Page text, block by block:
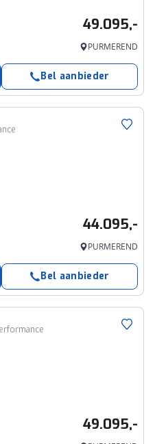
49.095,-
PURMEREND
Bel aanbieder
44.095,-
PURMEREND
Bel aanbieder
49.095,-